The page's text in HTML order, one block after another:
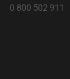
0 800 502 911